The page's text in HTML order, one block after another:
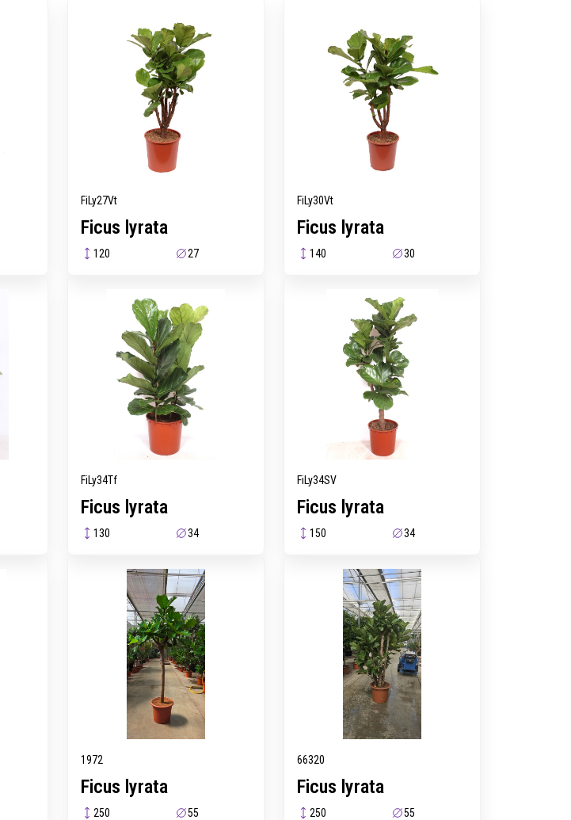
FiLy27Vt
Ficus lyrata
120 27
FiLy30Vt
Ficus lyrata
140 30
FiLy34Tf
Ficus lyrata
130 34
FiLy34SV
Ficus lyrata
150 34
1972
Ficus lyrata
250 55
66320
Ficus lyrata
250 55